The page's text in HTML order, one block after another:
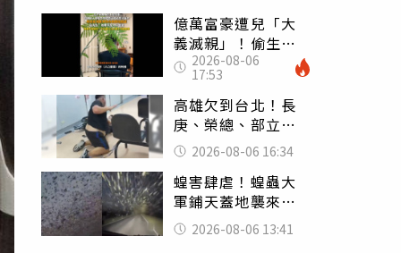
億萬富豪遭兒「大
義滅親」！偷生子
怕曝光 竟盜鄰居
身份辦假證落戶
2026-08-06
17:53
高雄欠到台北！長
庚、榮總、部立醫
院都受害 「醫療
暴力男」離譜紀錄
曝光
2026-08-06 16:34
蝗害肆虐！蝗蟲大
軍鋪天蓋地襲來宛
如末日 網驚：聖
經十災
2026-08-06 13:41